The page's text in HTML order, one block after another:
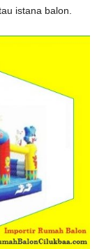
istana balon.